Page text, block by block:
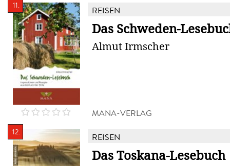
11. REISEN
Das Schweden-
Almut Irmscher
MANA-VERLAG
12. REISEN
Das Toskana-Lesebuch